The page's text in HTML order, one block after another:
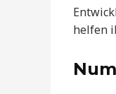
helfen